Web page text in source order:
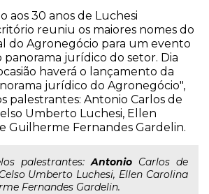
aos 30 anos de Luchesi
reuniu os maiores nomes do
do Agronegócio para um evento
panorama jurídico do setor. Dia
haverá o lançamento da
jurídico do Agronegócio",
palestrantes: Antonio Carlos de
Umberto Luchesi, Ellen
Guilherme Fernandes Gardelin.
palestrantes:Antonio Carlos de
Umberto Luchesi, Ellen Carolina
Fernandes Gardelin.